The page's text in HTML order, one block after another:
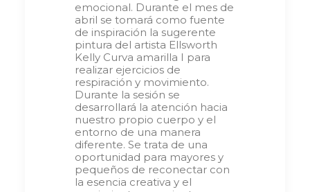
emocional. Durante el mes de
abril se tomará como fuente
de inspiración la sugerente
pintura del artista Ellsworth
Kelly Curva amarilla I para
realizar ejercicios de
respiración y movimiento.
Durante la sesión se
desarrollará la atención hacia
nuestro propio cuerpo y el
entorno de una manera
diferente. Se trata de una
oportunidad para mayores y
pequeños de reconectar con
la esencia creativa y el